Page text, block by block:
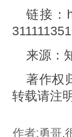
链接：
来源：
著作权
转载请注
作者:勇哥,